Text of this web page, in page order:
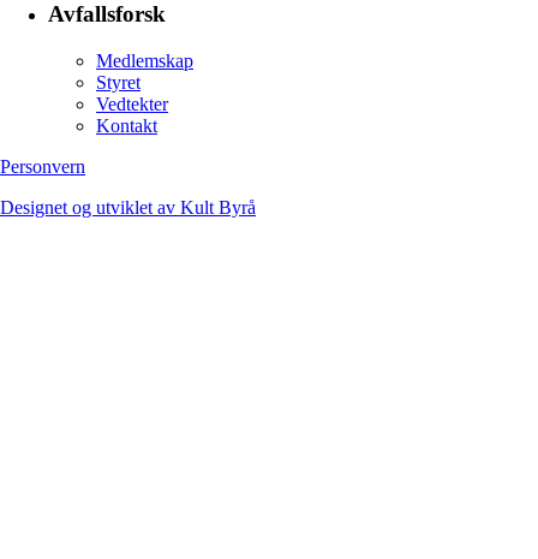
Avfallsforsk
Medlemskap
Styret
Vedtekter
Kontakt
Personvern
Designet og utviklet av Kult Byrå